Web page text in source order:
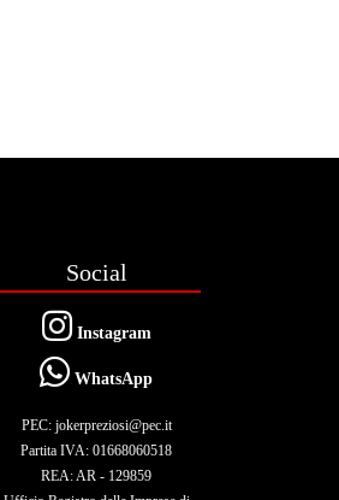
Social
Instagram
WhatsApp
PEC: jokerpreziosi@pec.it
Partita IVA: 01668060518
REA: AR - 129859